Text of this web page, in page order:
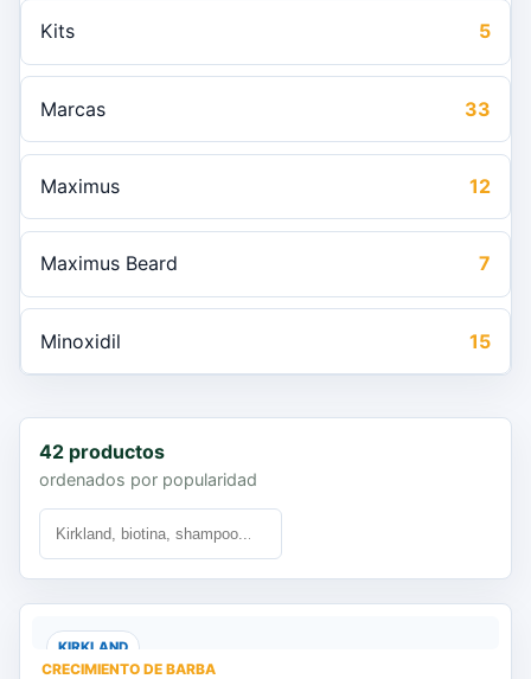
Kits 5
Marcas 33
Maximus 12
Maximus Beard 7
Minoxidil 15
42 productos
ordenados por popularidad
KIRKLAND
CRECIMIENTO DE BARBA